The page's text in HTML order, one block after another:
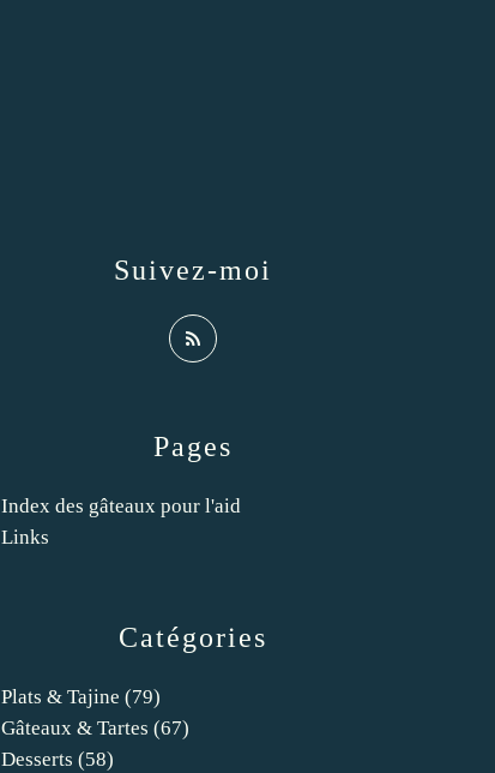
Catégories
Plats & Tajine (79)
Gâteaux & Tartes (67)
Desserts (58)
Pages
Index des gâteaux pour l'aid
Links
Suivez-moi